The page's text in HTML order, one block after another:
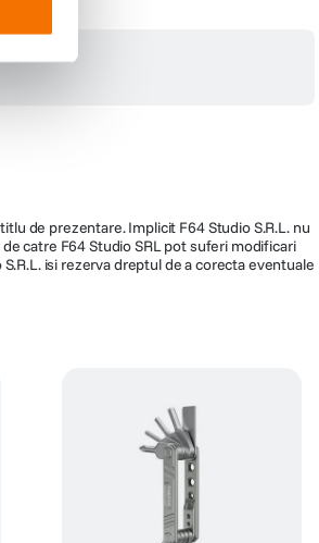
de prezentare. Implicit F64 Studio S.R.L. nu
catre F64 Studio SRL pot suferi modificari
isi rezerva dreptul de a corecta eventuale